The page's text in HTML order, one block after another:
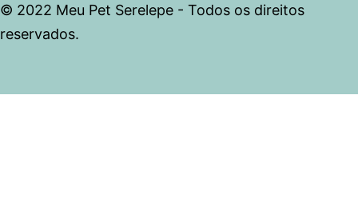
© 2022 Meu Pet Serelepe - Todos os direitos
reservados.